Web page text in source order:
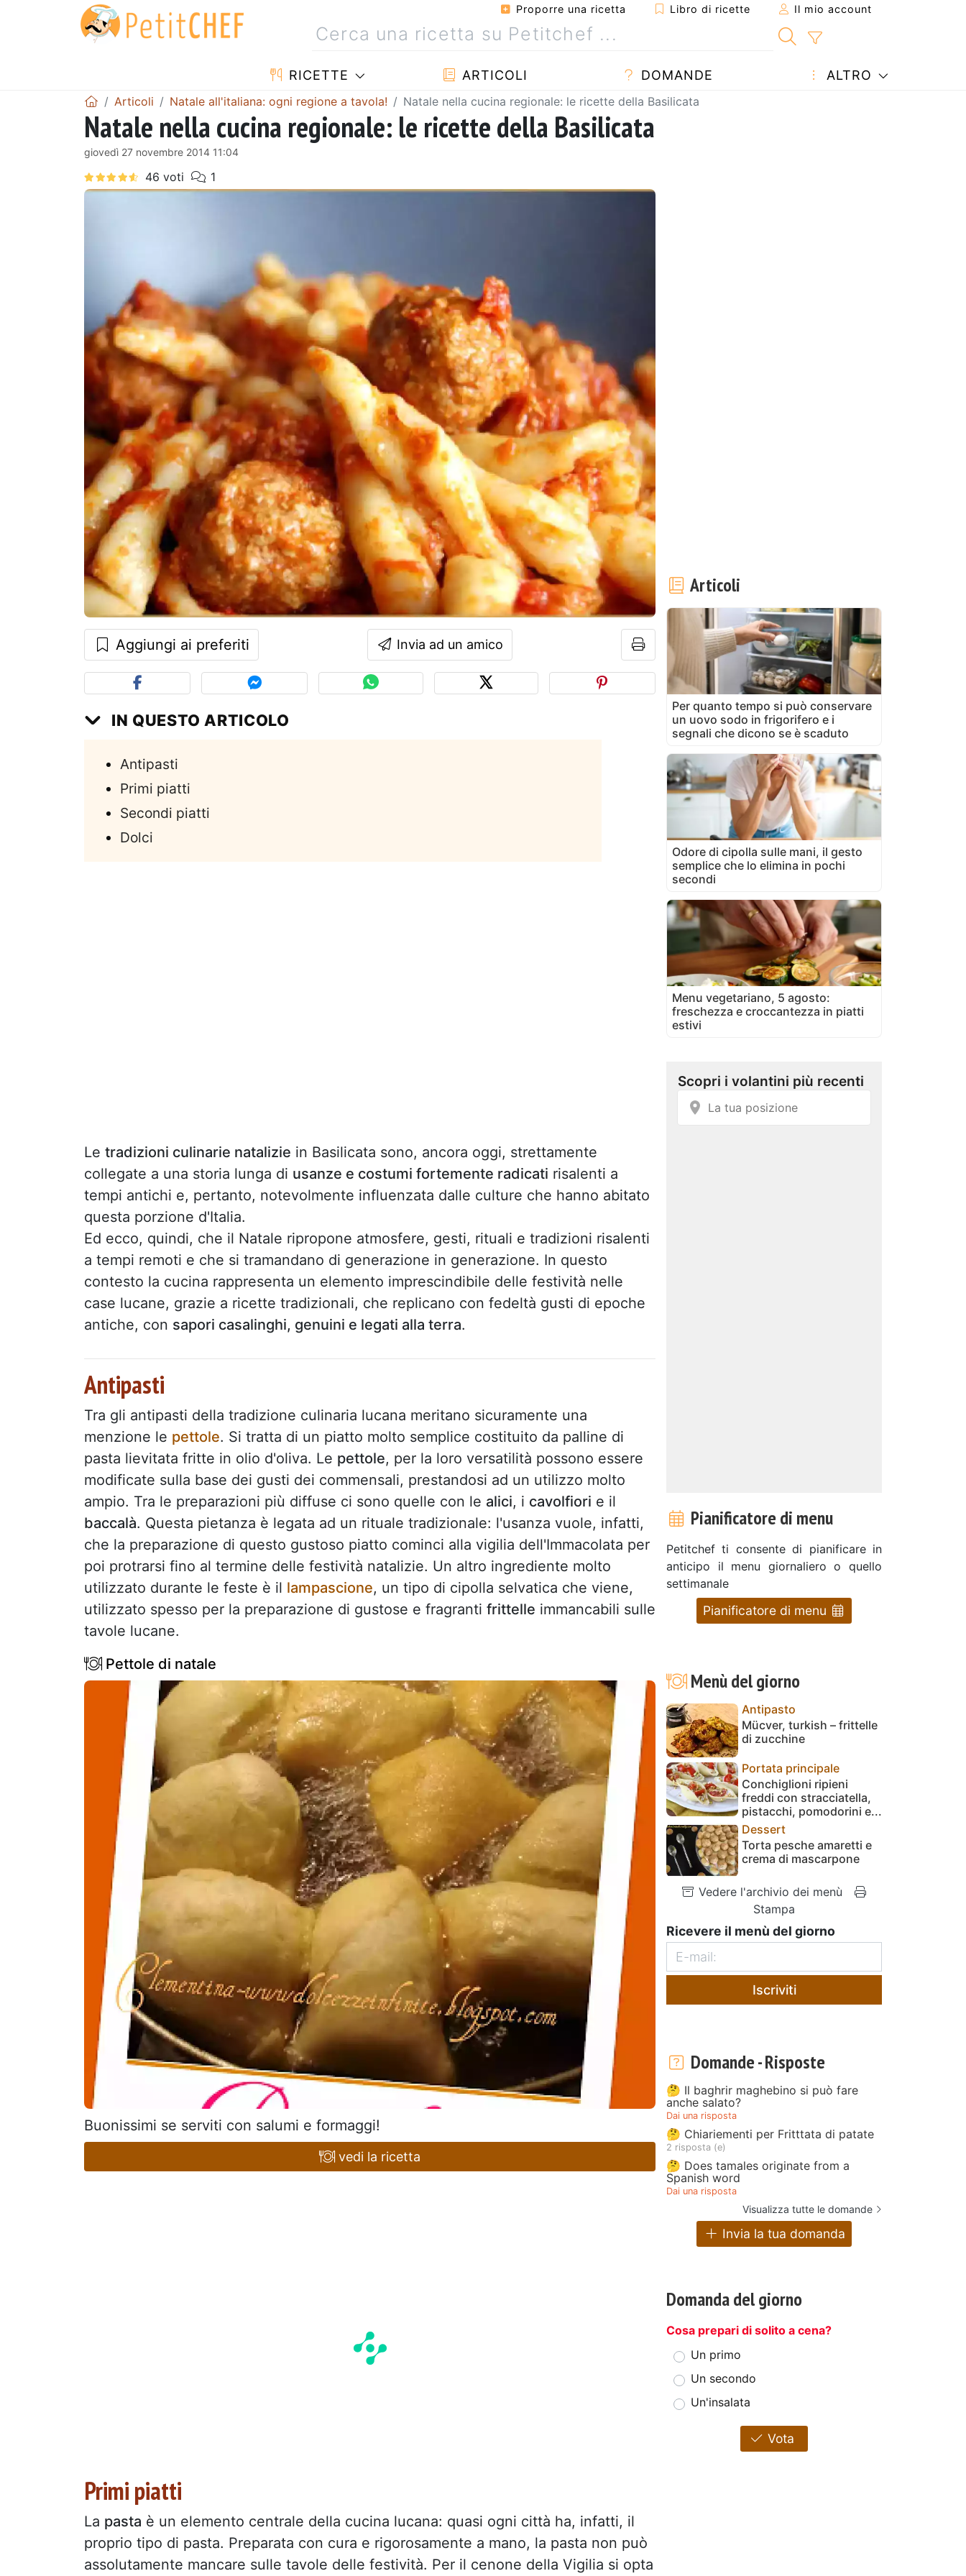
Proporre una ricetta Libro di ricette Il mio account
RICETTE ARTICOLI DOMANDE ALTRO
Articoli Natale all'italiana: ogni regione a tavola! Natale nella cucina regionale: le ricette della Basilicata
Natale nella cucina regionale: le ricette della Basilicata
giovedì 27 novembre 2014 11:04
Aggiungi ai preferiti Invia ad un amico
IN QUESTO ARTICOLO
Antipasti
Primi piatti
Secondi piatti
Dolci
Le tradizioni culinarie natalizie in Basilicata sono, ancora oggi, strettamente
collegate a una storia lunga di usanze e costumi fortemente radicati risalenti a
tempi antichi e, pertanto, notevolmente influenzata dalle culture che hanno abitato
questa porzione d'Italia.
Ed ecco, quindi, che il Natale ripropone atmosfere, gesti, rituali e tradizioni risalenti
a tempi remoti e che si tramandano di generazione in generazione. In questo
contesto la cucina rappresenta un elemento imprescindibile delle festività nelle
case lucane, grazie a ricette tradizionali, che replicano con fedeltà gusti di epoche
antiche, con sapori casalinghi, genuini e legati alla terra.
Antipasti
Tra gli antipasti della tradizione culinaria lucana meritano sicuramente una
menzione le pettole. Si tratta di un piatto molto semplice costituito da palline di
pasta lievitata fritte in olio d'oliva. Le pettole, per la loro versatilità possono essere
modificate sulla base dei gusti dei commensali, prestandosi ad un utilizzo molto
ampio. Tra le preparazioni più diffuse ci sono quelle con le alici, i cavolfiori e il
baccalà. Questa pietanza è legata ad un rituale tradizionale: l'usanza vuole, infatti,
che la preparazione di questo gustoso piatto cominci alla vigilia dell'Immacolata per
poi protrarsi fino al termine delle festività natalizie. Un altro ingrediente molto
utilizzato durante le feste è il lampascione, un tipo di cipolla selvatica che viene,
utilizzato spesso per la preparazione di gustose e fragranti frittelle immancabili sulle
tavole lucane.
Pettole di natale
Buonissimi se serviti con salumi e formaggi!
vedi la ricetta
Primi piatti
La pasta è un elemento centrale della cucina lucana: quasi ogni città ha, infatti, il
proprio tipo di pasta. Preparata con cura e rigorosamente a mano, la pasta non può
assolutamente mancare sulle tavole delle festività. Per il cenone della Vigilia si opta
Articoli
Per quanto tempo si può conservare
un uovo sodo in frigorifero e i
segnali che dicono se è scaduto
Odore di cipolla sulle mani, il gesto
semplice che lo elimina in pochi
secondi
Menu vegetariano, 5 agosto:
freschezza e croccantezza in piatti
estivi
Pianificatore di menu
Petitchef ti consente di pianificare in
anticipo il menu giornaliero o quello
settimanale
Pianificatore di menu
Menù del giorno
Antipasto
Mücver, turkish – frittelle
di zucchine
Portata principale
Conchiglioni ripieni
freddi con stracciatella,
pistacchi, pomodorini e...
Dessert
Torta pesche amaretti e
crema di mascarpone
Vedere l'archivio dei menù
Stampa
Ricevere il menù del giorno
Iscriviti
Domande - Risposte
🤔 Il baghrir maghebino si può fare
anche salato?
Dai una risposta
🤔 Chiariementi per Fritttata di patate
2 risposta (e)
🤔 Does tamales originate from a
Spanish word
Dai una risposta
Visualizza tutte le domande
Invia la tua domanda
Domanda del giorno
Cosa prepari di solito a cena?
Un primo
Un secondo
Un'insalata
Vota